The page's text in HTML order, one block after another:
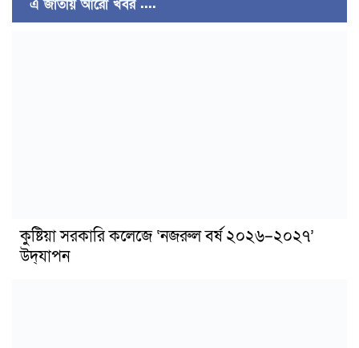
এ জাতীয় আরো খবর ....
কুষ্টিয়া সরকারি কলেজে ‘নজরুল বর্ষ ২০২৬–২০২৭’
উদ্‌যাপন